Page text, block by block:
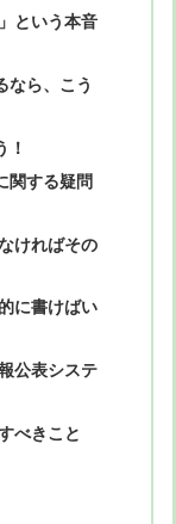
という本音
なら、こう
！
関する疑問
ければその
に書けばい
公表システ
べきこと